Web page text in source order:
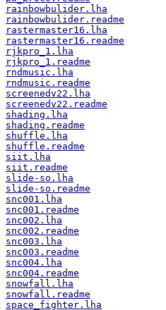
rainbowbulider.lha
rainbowbulider.readme
rastermaster16.lha
rastermaster16.readme
rjkpro_1.lha
rjkpro_1.readme
rndmusic.lha
rndmusic.readme
screenedv22.lha
screenedv22.readme
shading.lha
shading.readme
shuffle.lha
shuffle.readme
siit.lha
siit.readme
slide-so.lha
slide-so.readme
snc001.lha
snc001.readme
snc002.lha
snc002.readme
snc003.lha
snc003.readme
snc004.lha
snc004.readme
snowfall.lha
snowfall.readme
space_fighter.lha